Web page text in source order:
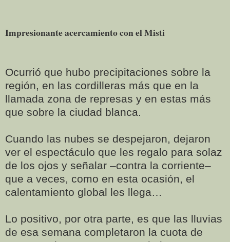
Impresionante acercamiento con el Misti
Ocurrió que hubo precipitaciones sobre la
región, en las cordilleras más que en la
llamada zona de represas y en estas más
que sobre la ciudad blanca.
Cuando las nubes se despejaron, dejaron
ver el espectáculo que les regalo para solaz
de los ojos y señalar –contra la corriente–
que a veces, como en esta ocasión, el
calentamiento global les llega…
Lo positivo, por otra parte, es que las lluvias
de esa semana completaron la cuota de